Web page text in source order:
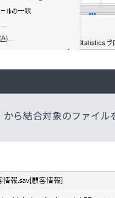
から結合対象のファイル